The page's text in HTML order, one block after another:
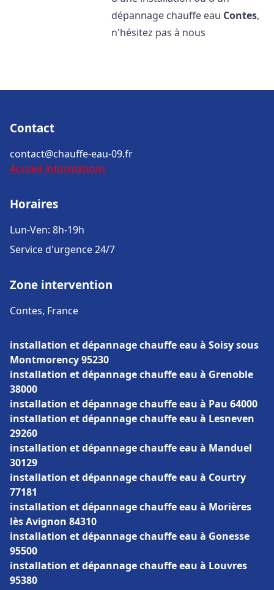
dépannage chauffe eau Contes,
n'hésitez pas à nous
Contact
contact@chauffe-eau-09.fr
Accueil Informations
Horaires
Lun-Ven: 8h-19h
Service d'urgence 24/7
Zone intervention
Contes, France
installation et dépannage chauffe eau à Soisy sous
Montmorency 95230
installation et dépannage chauffe eau à Grenoble
38000
installation et dépannage chauffe eau à Pau 64000
installation et dépannage chauffe eau à Lesneven
29260
installation et dépannage chauffe eau à Manduel
30129
installation et dépannage chauffe eau à Courtry
77181
installation et dépannage chauffe eau à Morières
lès Avignon 84310
installation et dépannage chauffe eau à Gonesse
95500
installation et dépannage chauffe eau à Louvres
95380